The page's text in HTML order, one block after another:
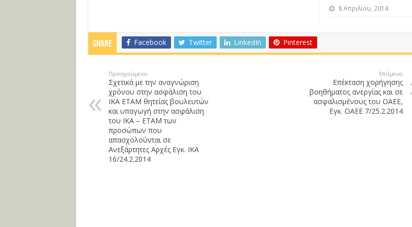
8 Απριλίου, 2014
Share Facebook Twitter LinkedIn Pinterest
Προηγούμενο
Σχετικά με την αναγνώριση
χρόνου στην ασφάλιση του
ΙΚΑ ΕΤΑΜ θητείας βουλευτών
και υπαγωγή στην ασφάλιση
του ΙΚΑ – ΕΤΑΜ των
προσώπων που
απασχολούνται σε
Ανεξάρτητες Αρχές Εγκ. ΙΚΑ
16/24.2.2014
Επόμενο
Επέκταση χορήγησης
βοηθήματος ανεργίας και σε
ασφαλισμένους του ΟΑΕΕ,
Εγκ. ΟΑΕΕ 7/25.2.2014